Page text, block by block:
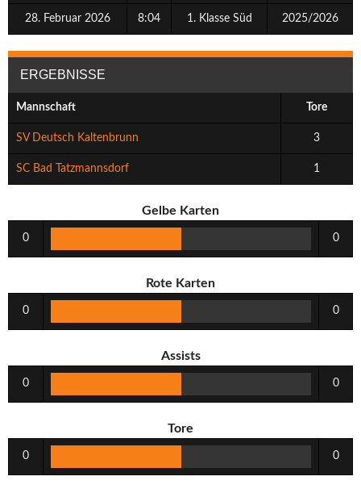
28. Februar 2026 8:04 1. Klasse Süd 2025/2026
ERGEBNISSE
Mannschaft Tore
SV Deutsch Kaltenbrunn 3
SC Bad Tatzmannsdorf 1
Gelbe Karten
0 0
Rote Karten
0 0
Assists
0 0
Tore
0 0